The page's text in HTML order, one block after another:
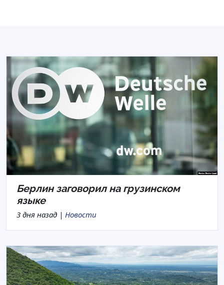
Берлин заговорил на грузинском
языке
3 дня назад | Новости